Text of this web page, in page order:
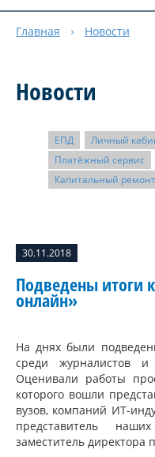
Главная Новости
Новости
ЕПД Личный
Платёжный сервис
Капитальный ремонт
30.11.2018
Подведены итоги
онлайн»
На днях были
среди журналистов
Оценивали работы
которого вошли
вузов, компаний ИТ-
представитель
заместитель